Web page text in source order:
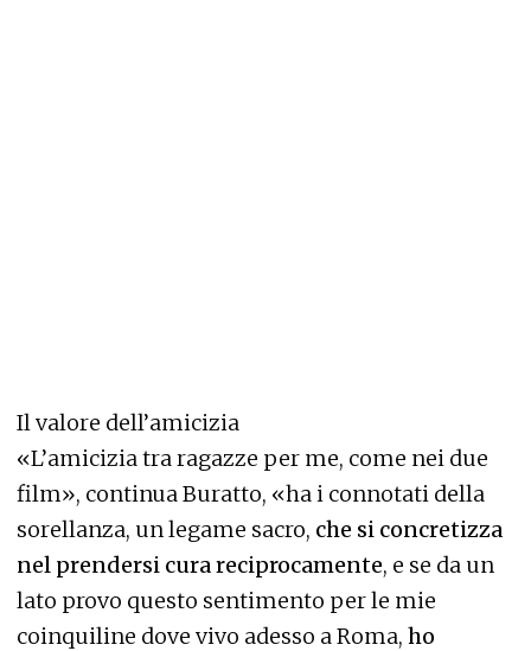
Il valore dell’amicizia
«L’amicizia tra ragazze per me, come nei due
film», continua Buratto, «ha i connotati della
sorellanza, un legame sacro, che si concretizza
nel prendersi cura reciprocamente, e se da un
lato provo questo sentimento per le mie
coinquiline dove vivo adesso a Roma, ho